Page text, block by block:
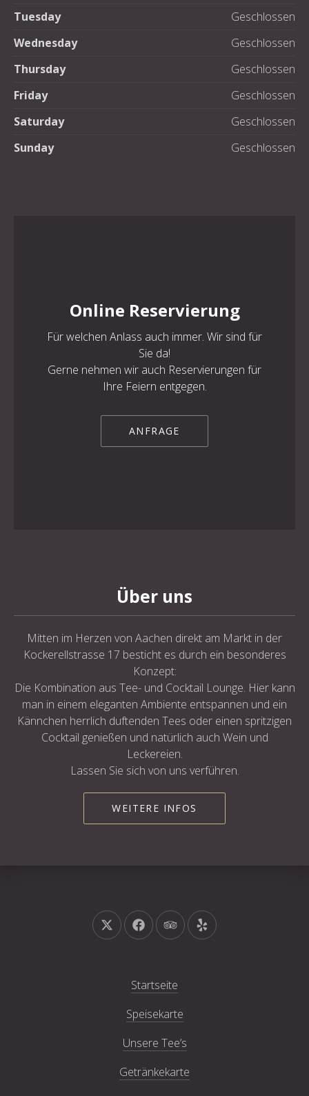
Tuesday
Geschlossen
Wednesday
Geschlossen
Thursday
Geschlossen
Friday
Geschlossen
Saturday
Geschlossen
Sunday
Geschlossen
Online Reservierung
Für welchen Anlass auch immer. Wir sind für
Sie da!
Gerne nehmen wir auch Reservierungen für
Ihre Feiern entgegen.
ANFRAGE
Über uns
Mitten im Herzen von Aachen direkt am Markt in der
Kockerellstrasse 17 besticht es durch ein besonderes
Konzept:
Die Kombination aus Tee- und Cocktail Lounge. Hier kann
man in einem eleganten Ambiente entspannen und ein
Kännchen herrlich duftenden Tees oder einen spritzigen
Cocktail genießen und natürlich auch Wein und
Leckereien.
Lassen Sie sich von uns verführen.
WEITERE INFOS
Neues Fenster
Neues Fenster
Neues FensterNeues Fenster
Startseite
Speisekarte
Unsere Tee’s
Getränkekarte